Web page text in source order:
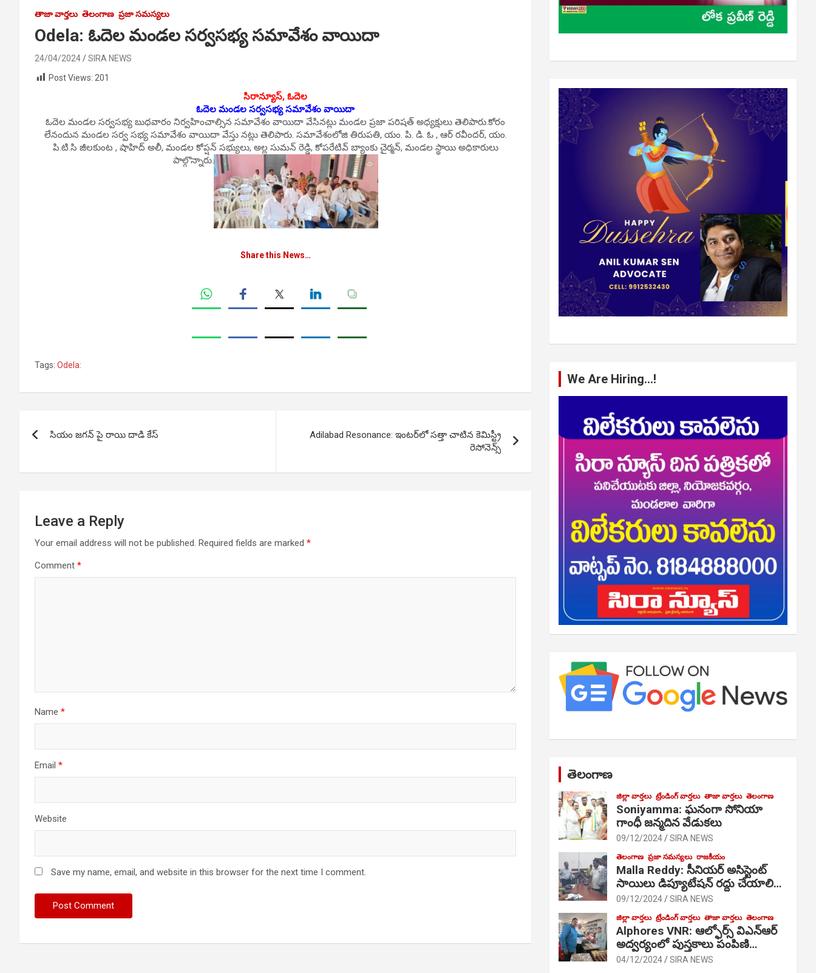
తాజా వార్తలు తెలంగాణ ప్రజా సమస్యలు
Odela: ఓదెల మండల సర్వసభ్య సమావేశం వాయిదా
24/04/2024
SIRA NEWS
Post Views: 201
సిరాన్యూస్‌, ఓదెల
ఓదెల మండల సర్వసభ్య సమావేశం వాయిదా
ఓదెల మండ‌ల స‌ర్వ‌స‌భ్య బుధవారం నిర్వ‌హించాల్సిన స‌మావేశం వాయిదా వేసిన‌ట్లు మండల ప్రజా పరిషత్ అధ్యక్షులు తెలిపారు.కోరం
లేనందున మండల సర్వ సభ్య సమావేశం వాయిదా వేస్తు నట్లు తెలిపారు. స‌మావేశంలోజి తిరుపతి, యం. పి. డి. ఓ , ఆర్ రవీందర్, యం.
పి.టి.సి జీలకుంట , షాహిద్ అలీ, మండల కోప్షన్ సభ్యులు, అల్ల సుమన్ రెడ్డి, కోపరేటివ్ బ్యాంకు చైర్మన్, మండల స్థాయి అధికారులు
పాల్గొన్నారు.
Share this News…
Tags: Odela:
navigation
సియం జగన్ పై రాయి దాడి కేస్
Adilabad Resonance: ఇంటర్‌లో సత్తా చాటిన కెమిస్ట్రీ
రెసోనెన్స్‌
Leave a Reply
Your email address will not be published. Required fields are marked *
Comment *
Name *
Email *
Website
Save my name, email, and website in this browser for the next time I comment.
We Are Hiring…!
తెలంగాణ
జిల్లా వార్తలు ట్రేండింగ్ వార్తలు తాజా వార్తలు తెలంగాణ
Soniyamma: ఘ‌నంగా సోనియా
గాంధీ జ‌న్మ‌దిన వేడుక‌లు
09/12/2024 SIRA NEWS
తెలంగాణ ప్రజా సమస్యలు రాజకీయం
Malla Reddy: సీనియర్ అసిస్టెంట్
సాయిలు డిప్యూటేషన్ రద్దు చేయాలి…
09/12/2024 SIRA NEWS
జిల్లా వార్తలు ట్రేండింగ్ వార్తలు తాజా వార్తలు తెలంగాణ
Alphores VNR: ఆల్ఫోర్స్ విఎన్ఆర్
అద్వర్యంలో పుస్తకాలు పంపిణి…
04/12/2024 SIRA NEWS